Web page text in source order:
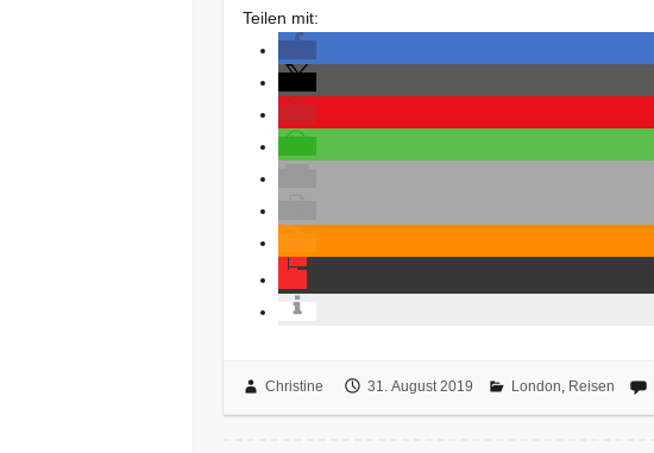
Teilen mit:
Christine 31. August 2019 London, Reisen